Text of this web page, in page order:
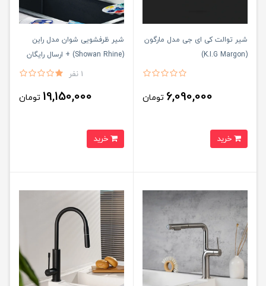
شیر توالت کی ای جی مدل مارگون
(K.I.G Margon)
6,090,000 تومان
شیر ظرفشویی شوان مدل راین
(Showan Rhine) + ارسال رایگان
1 نفر
19,150,000 تومان